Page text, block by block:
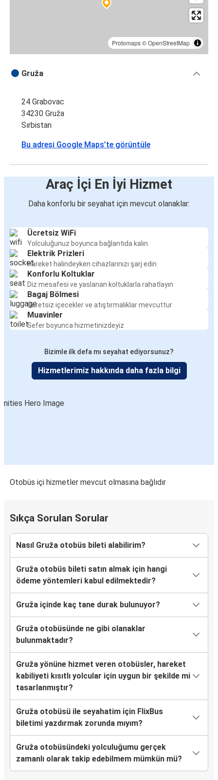
Protomaps©OpenStreetMap
Gruža
24 Grabovac
34230 Gruža
Sırbistan
Bu adresi Google Maps’te görüntüle
Araç İçi En İyi Hizmet
Daha konforlu bir seyahat için mevcut olanaklar:
Ücretsiz WiFi
Yolculuğunuz boyunca bağlantıda kalın
Elektrik Prizleri
Hareket halindeyken cihazlarınızı şarj edin
Konforlu Koltuklar
Diz mesafesi ve yaslanan koltuklarla rahatlayın
Bagaj Bölmesi
Ücretsiz içecekler ve atıştırmalıklar mevcuttur
Muavinler
Sefer boyunca hizmetinizdeyiz
Bizimle ilk defa mı seyahat ediyorsunuz?
Hizmetlerimiz hakkında daha fazla bilgi
Otobüs içi hizmetler mevcut olmasına bağlıdır
Sıkça Sorulan Sorular
Nasıl Gruža otobüs bileti alabilirim?
Gruža otobüs bileti satın almak için hangi
ödeme yöntemleri kabul edilmektedir?
Gruža içinde kaç tane durak bulunuyor?
Gruža otobüsünde ne gibi olanaklar
bulunmaktadır?
Gruža yönüne hizmet veren otobüsler, hareket
kabiliyeti kısıtlı yolcular için uygun bir şekilde mi
tasarlanmıştır?
Gruža otobüsü ile seyahatim için FlixBus
biletimi yazdırmak zorunda mıyım?
Gruža otobüsündeki yolculuğumu gerçek
zamanlı olarak takip edebilmem mümkün mü?